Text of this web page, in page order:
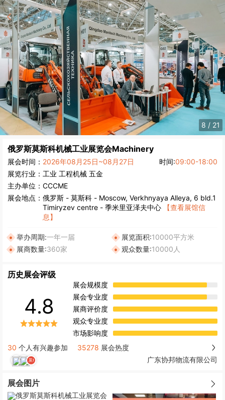
8 / 21
俄罗斯莫斯科机械工业展览会Machinery
展会时间： 2026年08月25日~08月27日 时间:09:00-18:00
展览行业： 工业 工程机械 五金
主办单位： CCCME
展会地点： 俄罗斯 - 莫斯科 - Moscow, Verkhnyaya Alleya, 6 bld.1
Timiryzev centre - 季米里亚泽夫中心
【查看展馆信
息】
举办周期:一年一届 展览面积:10000平方米
展商数量:360家 观众数量:10000人
历史展会评级
4.8
展会规模度
展会专业度
展商评价度
观众专业度
市场影响度
30 个人有兴趣参加 35278 展会热度
广东协邦物流有限公司
展会图片